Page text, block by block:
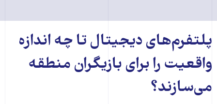
پلتفرم‌های دیجیتال تا چه اندازه
واقعیت را برای بازیگران منطقه
می‌سازند؟